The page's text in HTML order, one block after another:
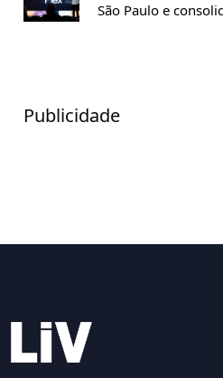
São Paulo e
Publicidade